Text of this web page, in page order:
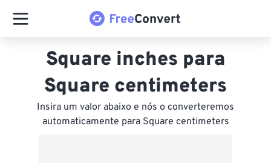
Square inches para
Square centimeters
Insira um valor abaixo e nós o converteremos
automaticamente para Square centimeters